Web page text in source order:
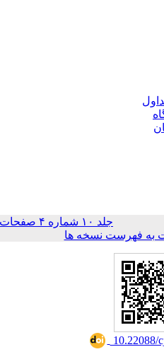
جلد ۱۰ شماره ۴ صفحات
فهرست نسخه ها